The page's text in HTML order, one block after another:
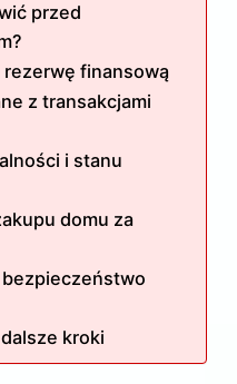
przed
finansową
z transakcjami
i stanu
domu za
kroki